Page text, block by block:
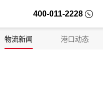
400-011-2228
物流新闻 港口动态